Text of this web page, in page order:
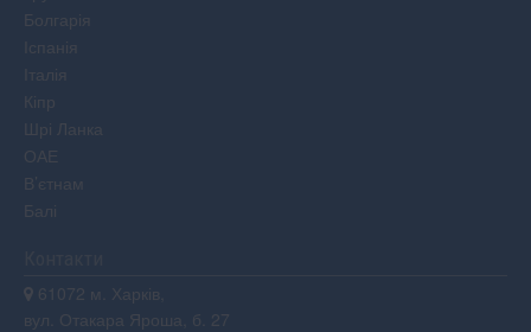
Болгарія
Іспанія
Італія
Кіпр
Шрі Ланка
ОАЕ
В’єтнам
Балі
61072 м. Харків,
вул. Отакара Яроша, б. 27